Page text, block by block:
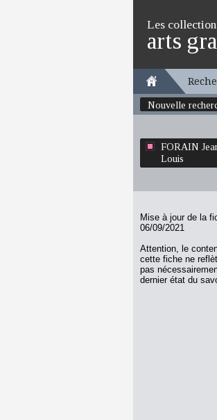
Les
arts
Nouvelle
FORAIN
Louis
Mise à jour de la
06/09/2021
Attention, le
cette fiche ne
pas
dernier état du